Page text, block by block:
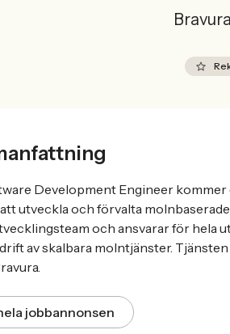
Development Engineer
utveckla och förvalta
och ansvarar för hela
av skalbara molntjänster.
jobbannonsen